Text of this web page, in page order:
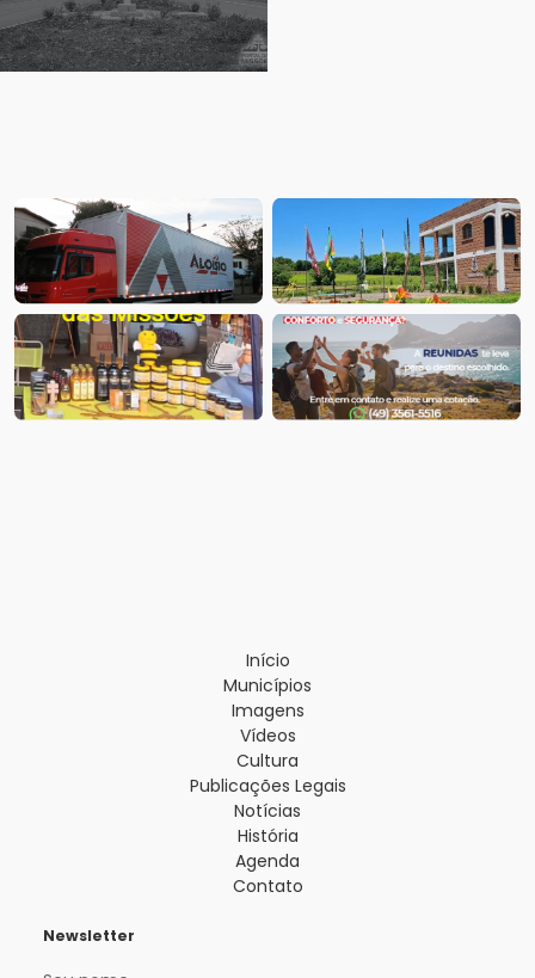
Início
Municípios
Imagens
Vídeos
Cultura
Publicações Legais
Notícias
História
Agenda
Contato
Newsletter